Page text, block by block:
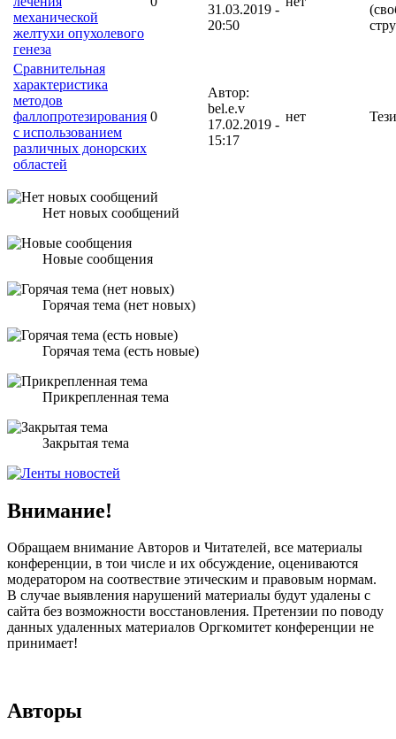
механической
желтухи опухолевого
генеза
31.03.2019 -
20:50
Сравнительная
характеристика
методов
фаллопротезирования
с использованием
различных донорских
областей
0
Автор:
bel.e.v
17.02.2019 -
15:17
нет
Нет новых сообщений
Новые сообщения
Горячая тема (нет новых)
Горячая тема (есть новые)
Прикрепленная тема
Закрытая тема
Внимание!
Обращаем внимание Авторов и Читателей, все материалы
конференции, в тои числе и их обсуждение, оцениваются
модератором на соотвествие этическим и правовым нормам.
В случае выявления нарушений материалы будут удалены с
сайта без возможности восстановления. Претензии по поводу
данных удаленных материалов Оргкомитет конференции не
принимает!
Авторы